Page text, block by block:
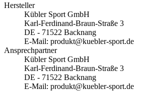
Hersteller
Kübler Sport GmbH
Karl-Ferdinand-Braun-Straße 3
DE - 71522 Backnang
E-Mail: produkt@kuebler-sport.de
Ansprechpartner
Kübler Sport GmbH
Karl-Ferdinand-Braun-Straße 3
DE - 71522 Backnang
E-Mail: produkt@kuebler-sport.de